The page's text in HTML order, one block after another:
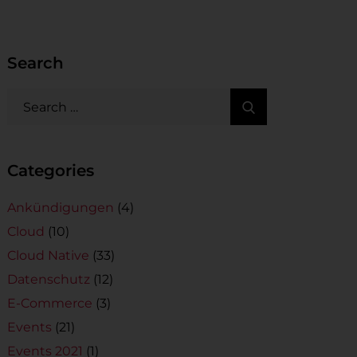
Search
Categories
Ankündigungen (4)
Cloud (10)
Cloud Native (33)
Datenschutz (12)
E-Commerce (3)
Events (21)
Events 2021 (1)